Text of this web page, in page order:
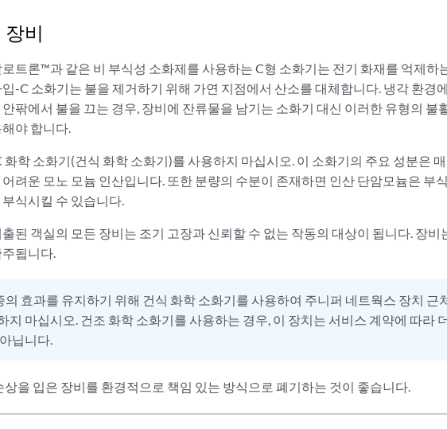
장비
트론™과 같은 비 부식성 소화제를 사용하는 C형 소화기는 전기 화재를 억제하
-C 소화기는 불을 제거하기 위해 가연 지점에서 산소를 대체합니다. 냉각 환경
팎에서 불을 끄는 경우, 장비에 잔류물을 남기는 소화기 대신 이러한 유형의 불
야 합니다.
화학 소화기(건식 화학 소화기)를 사용하지 마십시오. 이 소화기의 주요 성분은
려운 모노 모늄 인산입니다. 또한 분량의 수분이 존재하면 인산 단암모늄은 부
식시킬 수 있습니다.
된 객실의 모든 장비는 조기 고장과 신뢰할 수 없는 작동의 대상이 됩니다. 장비
됩니다.
의 효과를 유지하기 위해 건식 화학 소화기를 사용하여 주니퍼 네트웍스 장치 근
지 마십시오. 건조 화학 소화기를 사용하는 경우, 이 장치는 서비스 계약에 따라
닙니다.
상을 입은 장비를 환경적으로 책임 있는 방식으로 폐기하는 것이 좋습니다.